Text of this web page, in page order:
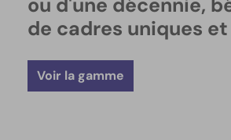
de cadres uniques
Voir la gamme